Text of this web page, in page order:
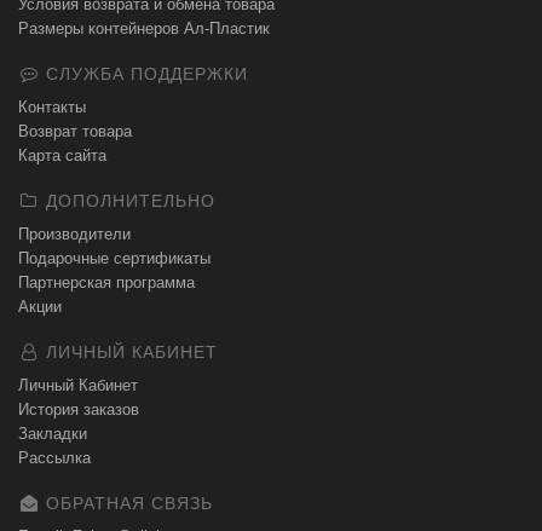
Условия возврата и обмена товара
Размеры контейнеров Ал-Пластик
СЛУЖБА ПОДДЕРЖКИ
Контакты
Возврат товара
Карта сайта
ДОПОЛНИТЕЛЬНО
Производители
Подарочные сертификаты
Партнерская программа
Акции
ЛИЧНЫЙ КАБИНЕТ
Личный Кабинет
История заказов
Закладки
Рассылка
ОБРАТНАЯ СВЯЗЬ